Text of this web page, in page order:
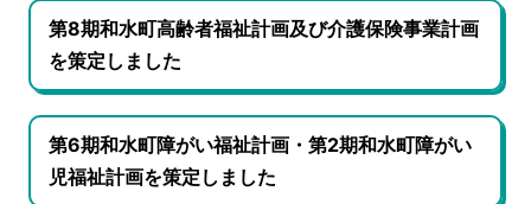
第8期和水町高齢者福祉計画及び介護保険事業計画
を策定しました
第6期和水町障がい福祉計画・第2期和水町障がい
児福祉計画を策定しました